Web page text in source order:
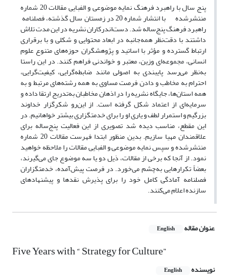
پنج سال با راهبرد فرهنگ نمایه موضوعی و الفبایی مقالات 20 شماره
منتشرشده با انتشار شماره 20 در زمستان سال گذشته، فصلنامه
راهبرد فرهنگ پنج‌ساله شد. دست‌اندرکاران نشریه در این مدت تلاش
داشتند با دقت‌نظر همه‌جانبه در ابعاد محتوایی و شکلی و با برقراری
ارتباط گسترده و مؤثر با اساتید و پژوهشگران حوزه‌های متنوع علوم
انسانی، مجموعه‌ای وزین، معتبر و خواندنی فراهم کنند. در این راستا
به‌نظر می‌رسد پایبندی به اصولی مانند ضابطه‌گرایی، کیفیت‌گرایی،
احترام به مخاطب و دادن فرصت مساوی به همه رشته‌های مرتبط و به
همه استان‌ها، جایگاه نشریه را در اذهان مخاطبان به‌تدریج ارتقا داده و
سرمایه‌ای از اعتماد شکل گرفته است. از این‌رو شکرگزار خداوند
بزرگیم و استمرار لطف و یاری او را برای خدمتگزاری بیشتر خواهانیم. در
این مقطع، مناسب دیده شد تصویری از این فعالیت پنج‌ساله برای
علاقمندان مهیا سازیم. بدین منظور ابتدا فهرست مقالات 20 شماره
منتشرشده و سپس نمایه موضوعی و الفبایی مقالات را ملاحظه خواهید
نمود. از آنجا که برخی از مقالات، ذیل دو یا سه موضوع جای می‌گیرند،
بعضاً تکرارهایی به‌چشم می‌خورد. در فرصت پیش‌‌آمده، خدمتگزاران
فصلنامه آمادگی کامل خود را برای پذیرش نقدها و پیشنهادهای
سازنده اعلام می‌کنند.
عنوان مقاله English
Five Years with “ Strategy for Culture”
نویسنده English